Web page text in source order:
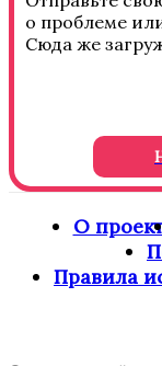
о проблеме
Сюда же
О
Правила